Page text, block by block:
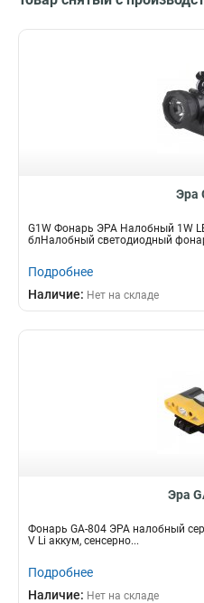
Эра
G1W Фонарь ЭРА Налобный 1W
блНалобный светодиодный
Подробнее
Наличие: Нет на складе
Эра
Фонарь GA-804 ЭРА налобный
V Li аккум, сенсерно...
Подробнее
Наличие: Нет на складе